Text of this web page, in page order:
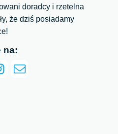
doradcy i rzetelna
że dziś posiadamy
na: